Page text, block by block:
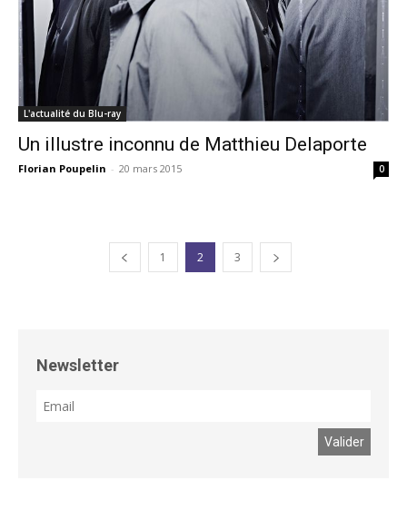
L'actualité du Blu-ray
Un illustre inconnu de Matthieu Delaporte
Florian Poupelin - 20 mars 2015 0
1 2 3
Newsletter